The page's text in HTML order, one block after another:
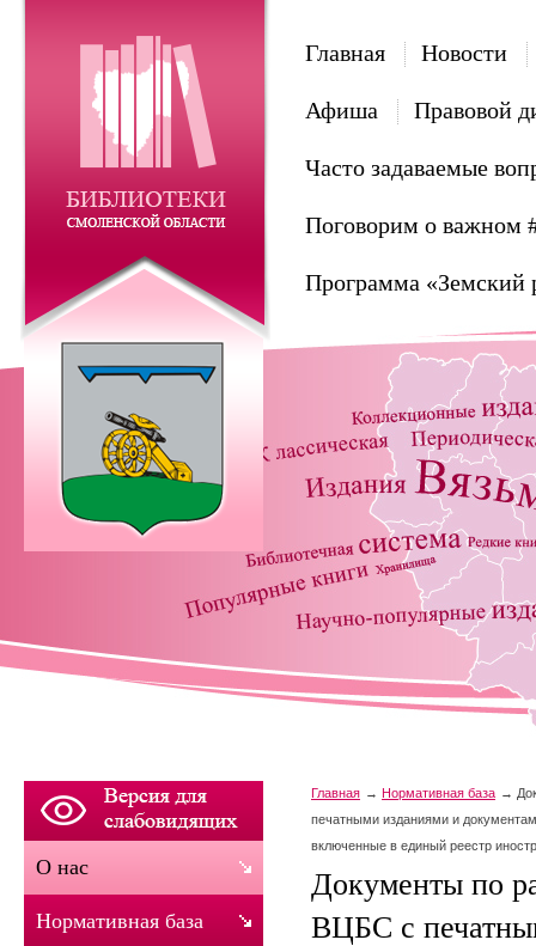
Главная Новости
Афиша Правовой
Часто задаваемые
Поговорим о важном
Программа «Земский
Главная Нормативная база
печатными изданиями и
включенные в единый реестр
Документы по
ВЦБС с
О нас
Нормативная база